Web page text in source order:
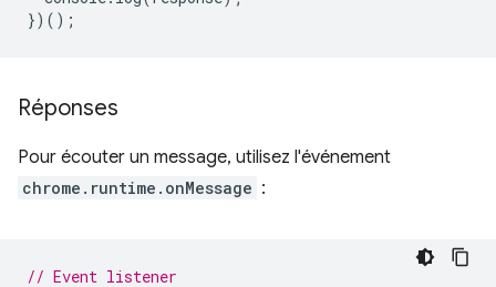
})();
Réponses
Pour écouter un message, utilisez l'événement
chrome.runtime.onMessage :
// Event listener